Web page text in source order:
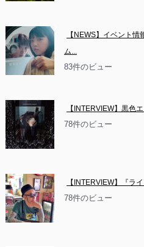
【NEWS】イベント
ム...
83件のビュー
【INTERVIEW】黒色
78件のビュー
【INTERVIEW】『ラ
78件のビュー